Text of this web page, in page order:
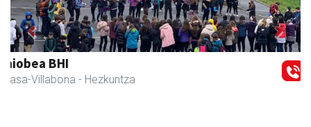
Amane
Amasa-Villabona - Arropa-dendak
Previous Next